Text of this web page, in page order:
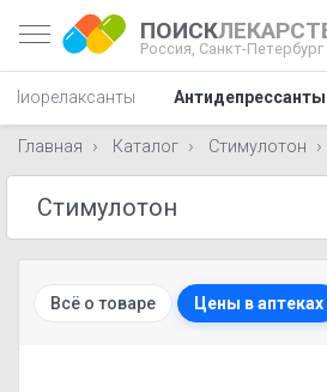
ПОИСК
Россия, Санкт-Петербург
Миорелаксанты Антидепрессанты
Главная Каталог Стимулотон
Всё о товаре Цены в аптеках